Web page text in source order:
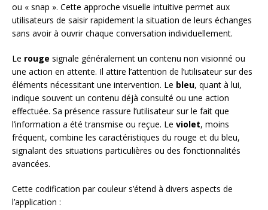
ou « snap ». Cette approche visuelle intuitive permet aux
utilisateurs de saisir rapidement la situation de leurs échanges
sans avoir à ouvrir chaque conversation individuellement.
Le rouge signale généralement un contenu non visionné ou
une action en attente. Il attire l’attention de l’utilisateur sur des
éléments nécessitant une intervention. Le bleu, quant à lui,
indique souvent un contenu déjà consulté ou une action
effectuée. Sa présence rassure l’utilisateur sur le fait que
l’information a été transmise ou reçue. Le violet, moins
fréquent, combine les caractéristiques du rouge et du bleu,
signalant des situations particulières ou des fonctionnalités
avancées.
Cette codification par couleur s’étend à divers aspects de
l’application :